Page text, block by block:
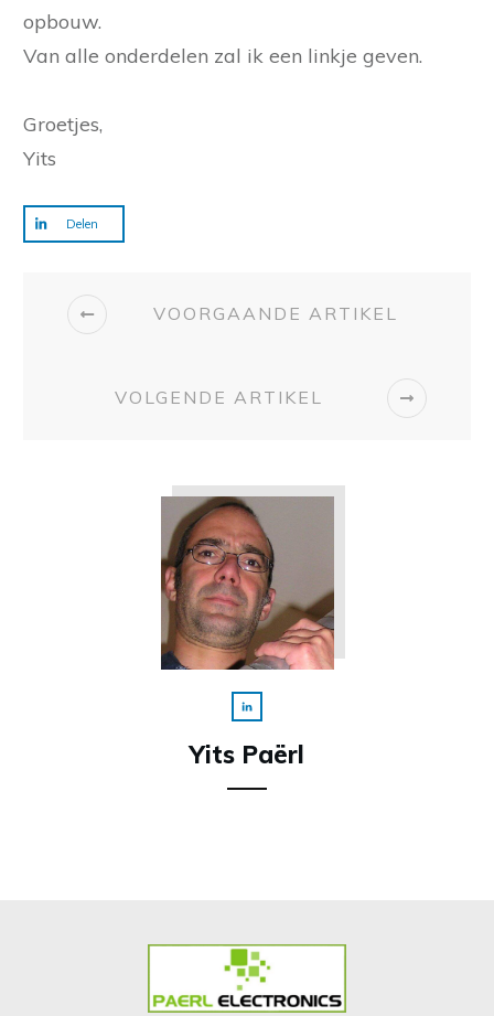
opbouw.
Van alle onderdelen zal ik een linkje geven.
Groetjes,
Yits
Delen
VOORGAANDE ARTIKEL
VOLGENDE ARTIKEL
Yits Paërl